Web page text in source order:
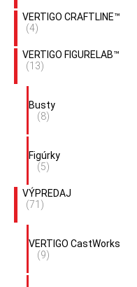
VERTIGO CRAFTLINE™
(4)
VERTIGO FIGURELAB™
(13)
Busty
(8)
Figúrky
(5)
VÝPREDAJ
(71)
VERTIGO CastWorks
(9)